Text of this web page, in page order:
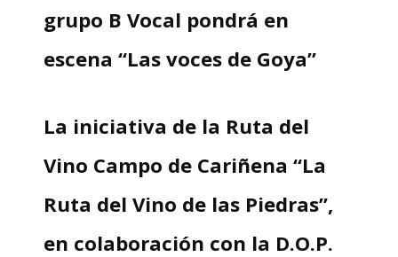
grupo B Vocal pondrá en
escena “Las voces de Goya”
La iniciativa de la Ruta del
Vino Campo de Cariñena “La
Ruta del Vino de las Piedras”,
en colaboración con la D.O.P.